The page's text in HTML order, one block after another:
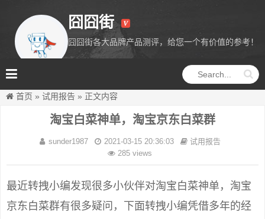
囧囧街
囧囧街各大品牌产品测评，给您一个有价值的参考！
首页 » 试用报告 » 正文内容
淘宝白菜神单，淘宝京东白菜群
sunder1987 2021-03-15 20:36:03
试用报告
285 views
最近转拽小编发现很多小伙伴对淘宝白菜神单，淘宝
京东白菜群有很多疑问，下面转拽小编凭借多年的经